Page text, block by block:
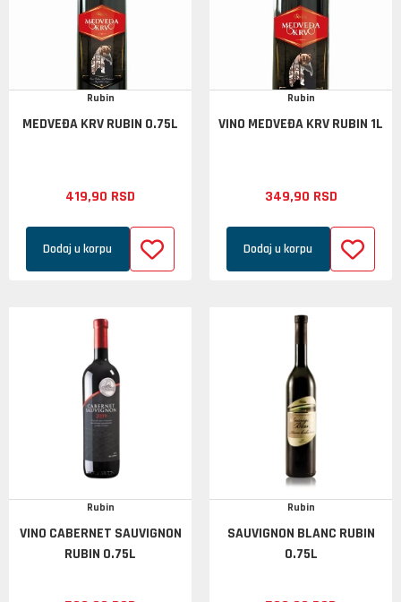
Rubin
MEDVEĐA KRV RUBIN 0.75L
419,90 RSD
Dodaj u korpu
Rubin
VINO MEDVEĐA KRV RUBIN 1L
349,90 RSD
Dodaj u korpu
Rubin
VINO CABERNET SAUVIGNON
RUBIN 0.75L
Rubin
SAUVIGNON BLANC RUBIN
0.75L